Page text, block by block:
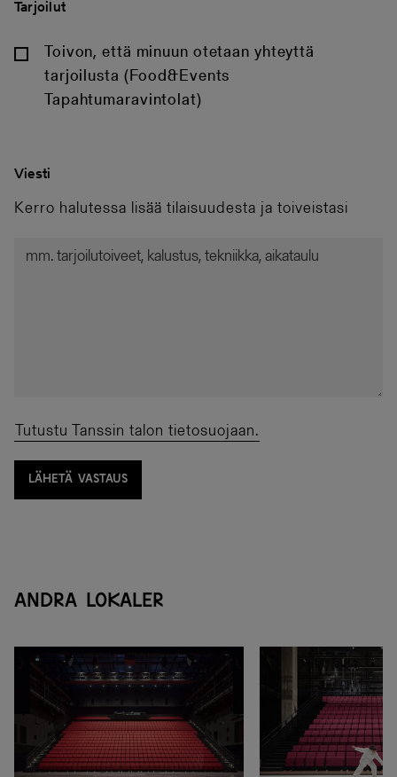
Tarjoilut
Toivon, että minuun otetaan yhteyttä
tarjoilusta (Food&Events
Tapahtumaravintolat)
Viesti
Kerro halutessa lisää tilaisuudesta ja toiveistasi
Tutustu Tanssin talon tietosuojaan.
LÄHETÄ VASTAUS
Andra lokaler